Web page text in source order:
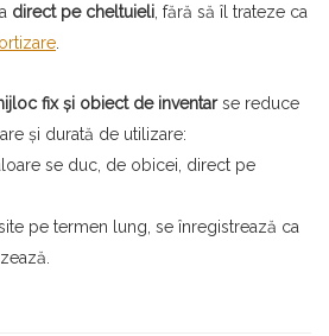
direct pe cheltuieli , fără să îl trateze ca
fix și obiect de inventarse reduce
și durată de utilizare:
se duc, de obicei, direct pe
pe termen lung, se înregistrează ca